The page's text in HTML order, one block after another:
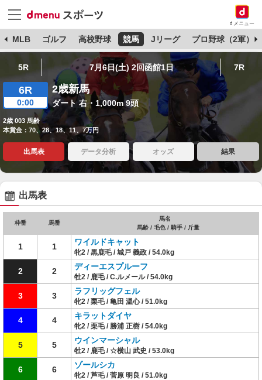
dメニュー
MLB ゴルフ 高校野球 競馬 Jリーグ プロ野球（2軍）
5R 7月6日(土) 2回函館1日 7R
6R
0:00
2歳新馬
ダート 右・1,000m 9頭
2歳 003 馬齢
本賞金：70、28、18、11、7万円
出馬表 データ分析 オッズ 結果
出馬表
枠番 馬番
馬名
馬齢 / 毛色 / 騎手 / 斤量
1 1 ワイルドキャット
牝2 / 黒鹿毛 / 城戸 義政 / 54.0kg
2 2 ディーエスプルーフ
牡2 / 鹿毛 / C.ルメール / 54.0kg
3 3 ラフリッグフェル
牝2 / 栗毛 / 亀田 温心 / 51.0kg
4 4 キラットダイヤ
牝2 / 栗毛 / 勝浦 正樹 / 54.0kg
5 5 ウインマーシャル
牡2 / 鹿毛 / ☆横山 武史 / 53.0kg
6 6 ゾールシカ
牝2 / 芦毛 / 菅原 明良 / 51.0kg